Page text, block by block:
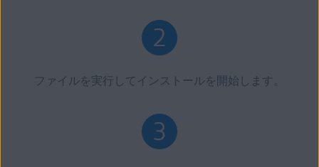
ファイルを実行してインストールを開始します。